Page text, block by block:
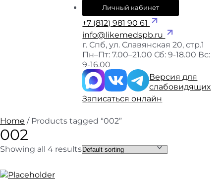
Личный кабинет
+7 (812) 981 90 61
info@likemedspb.ru
г. Спб, ул. Славянская 20, стр.1
Пн–Пт: 7.00–21.00 Сб: 9-18.00 Вс:
9-16.00
Версия для
слабовидящих
Записаться онлайн
Home / Products tagged “002”
002
Showing all 4 results